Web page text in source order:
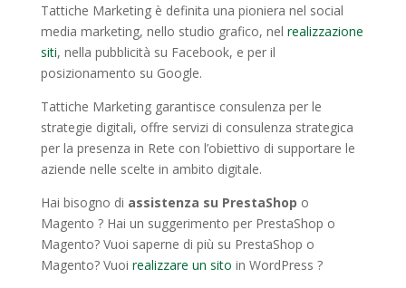
Tattiche Marketing è definita una pioniera nel social
media marketing, nello studio grafico, nel realizzazione
siti, nella pubblicità su Facebook, e per il
posizionamento su Google.
Tattiche Marketing garantisce consulenza per le
strategie digitali, offre servizi di consulenza strategica
per la presenza in Rete con l’obiettivo di supportare le
aziende nelle scelte in ambito digitale.
Hai bisogno di assistenza su PrestaShop o
Magento ? Hai un suggerimento per PrestaShop o
Magento? Vuoi saperne di più su PrestaShop o
Magento? Vuoi realizzare un sito in WordPress ?